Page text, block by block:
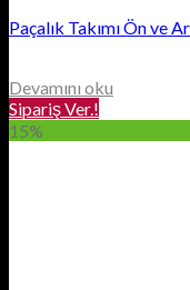
Paçalık Takımı Ön ve
Devamını oku
Sipariş Ver.!
15%